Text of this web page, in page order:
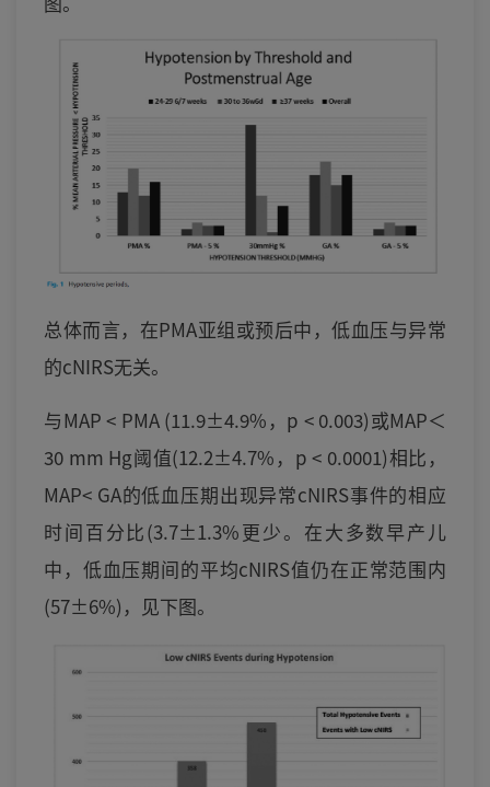
总体而言，在PMA亚组或预后中，低血压与异常
的cNIRS无关。
与MAP < PMA (11.9±4.9%，p < 0.003)或MAP＜
30 mm Hg阈值(12.2±4.7%，p < 0.0001)相比，
MAP< GA的低血压期出现异常cNIRS事件的相应
时间百分比(3.7±1.3%更少。在大多数早产儿
中，低血压期间的平均cNIRS值仍在正常范围内
(57±6%)，见下图。